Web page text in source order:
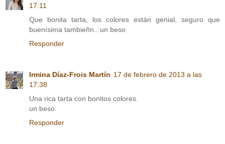
17:11
Que bonita tarta, los colores están genial, seguro que
buenísima tambieñn.. un beso
Responder
Irmina Díaz-Frois Martín 17 de febrero de 2013 a las
17:38
Una rica tarta con bonitos colores.
un beso.
Responder